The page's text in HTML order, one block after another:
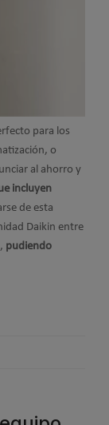
para los
o
al ahorro y
incluyen
de esta
Daikin entre
pudiendo